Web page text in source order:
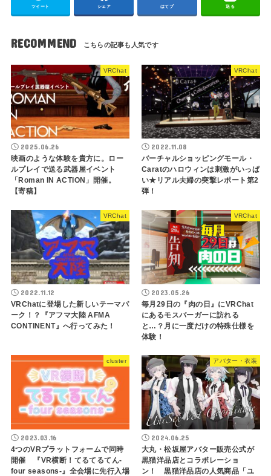
ツイート シェア はてブ 送る
RECOMMEND
VRChat
2025.06.26
映画のような体験を貴方に。ロー
ルプレイで送る武器屋イベント
「Roman IN ACTION」開催。
【寄稿】
VRChat
2022.11.08
バーチャルショッピングモール・
Caratのハロウィンは刺激がいっぱ
い★リアル夫婦の突撃レポート第2
弾！
VRChat
2022.11.12
VRChatに登場した新しいテーマパ
ーク！？『アフマ大陸 AFMA
CONTINENT』へ行ってみた！
VRChat
2023.05.26
毎月29日の『肉の日』にVRChat
にあるモスバーガーに訪れる
と…？月に一度だけの特殊仕様を
体験！
cluster
2023.03.16
4つのVRプラットフォームで同時
開催 『VR横断！てるてるてん-
four seasons-』全会場に先行入場
アバター・衣装
2024.06.25
大丸・松坂屋アバター販売公式が
黒猫洋品店とコラボレーショ
ン！ 黒猫洋品店の人気商品「ユ